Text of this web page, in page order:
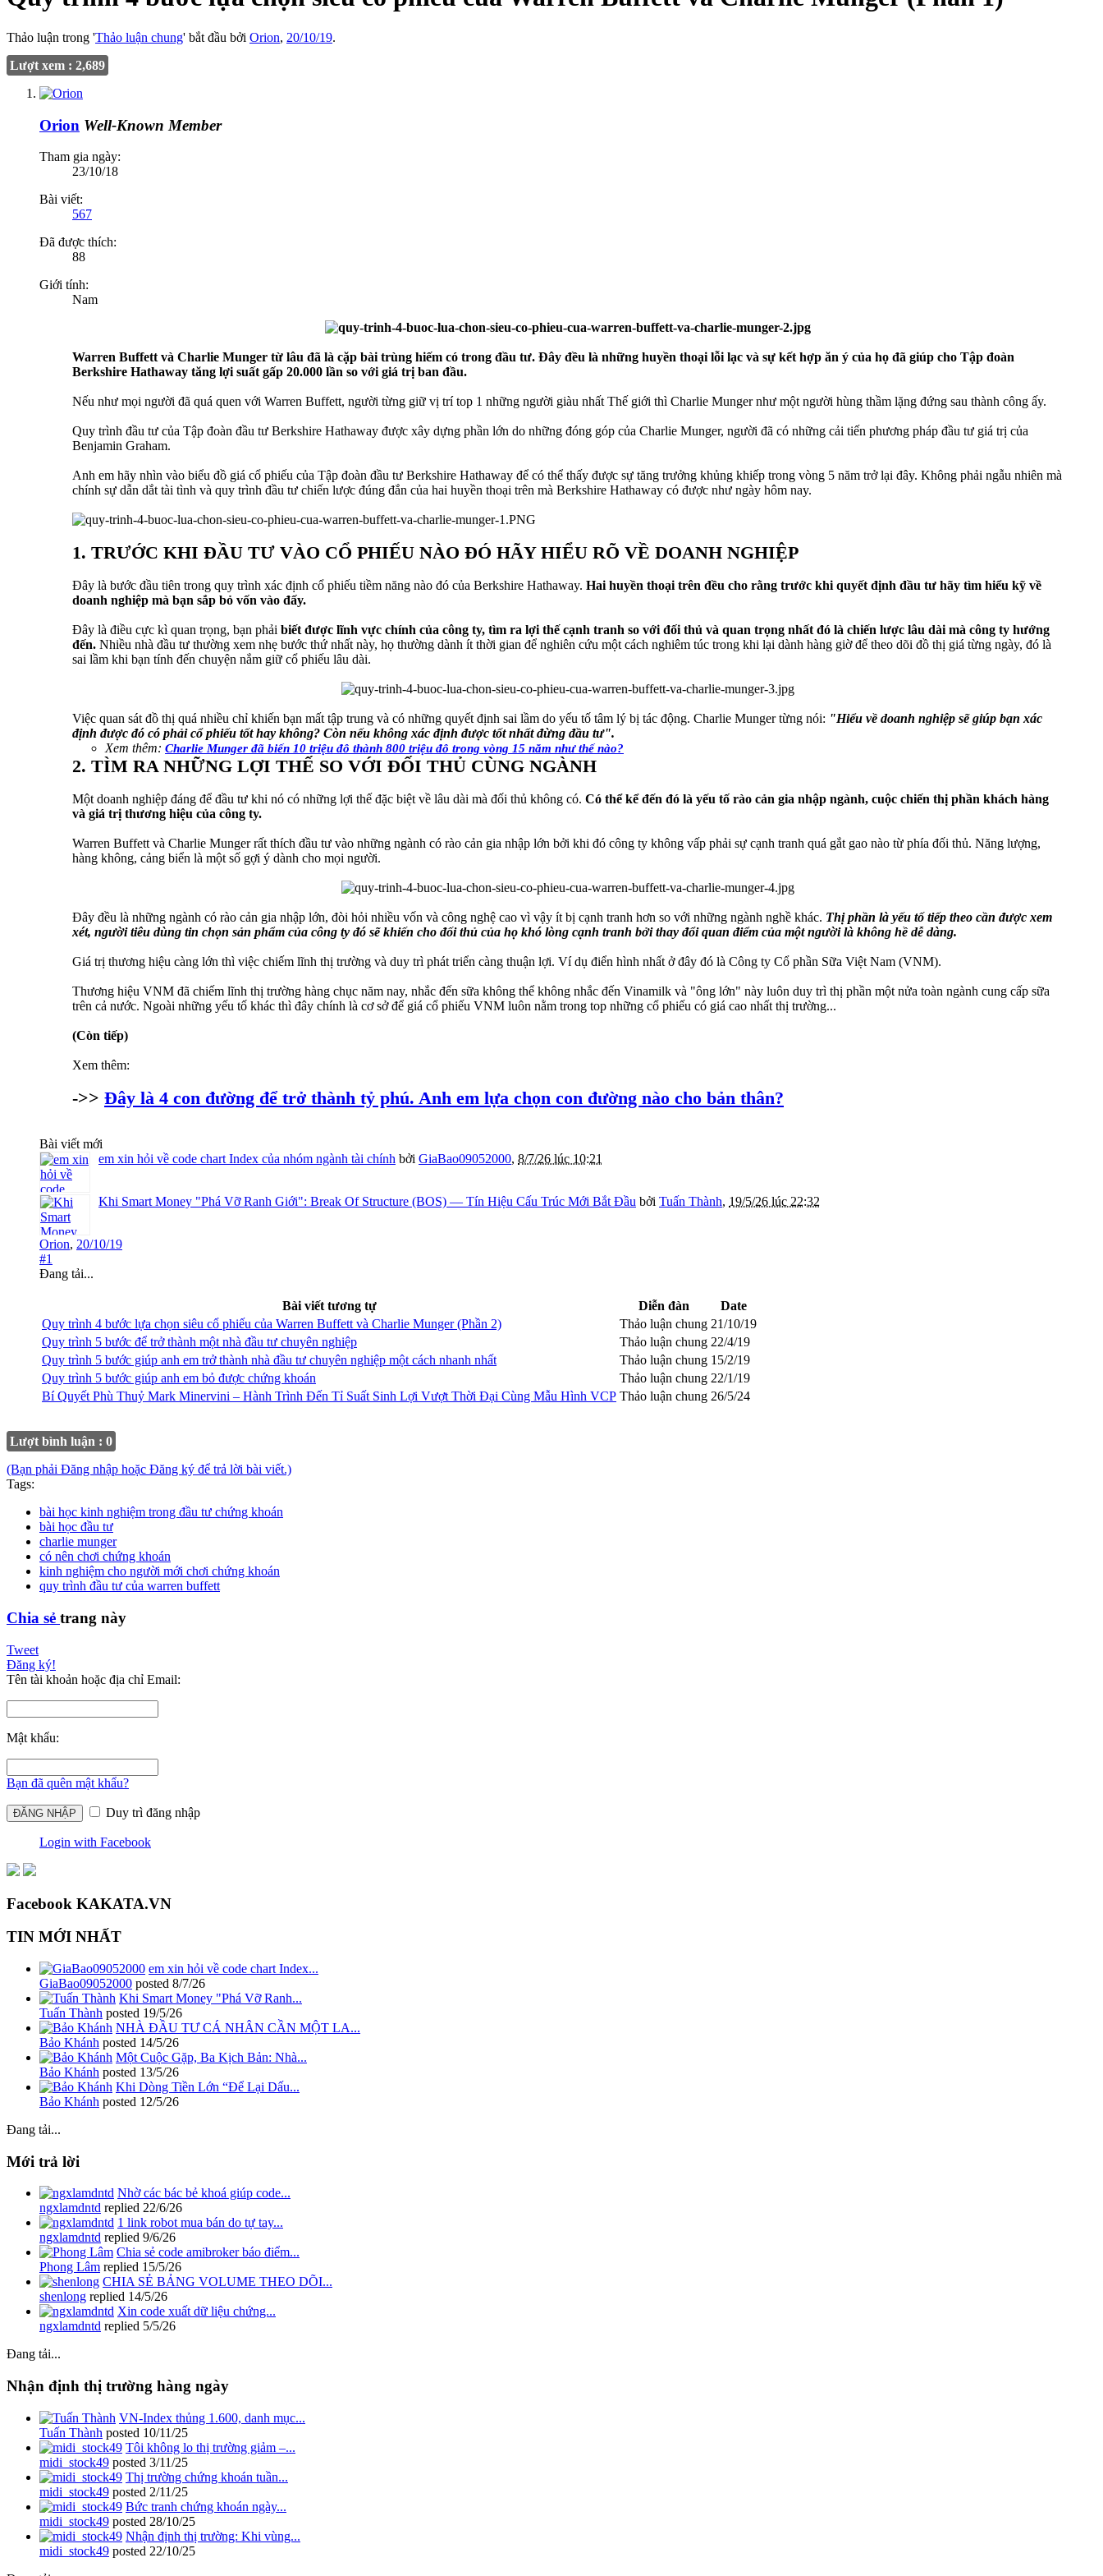
Thảo luận trong 'Thảo luận chung' bắt đầu bởi Orion, 20/10/19.
Lượt xem : 2,689
Orion Well-Known Member
Tham gia ngày:
23/10/18
Bài viết:
567
Đã được thích:
88
Giới tính:
Nam
Warren Buffett và Charlie Munger từ lâu đã là cặp bài trùng hiếm có trong đầu tư. Đây đều là những huyền thoại lỗi lạc và sự kết hợp ăn ý của họ đã giúp cho Tập đoàn
Berkshire Hathaway tăng lợi suất gấp 20.000 lần so với giá trị ban đầu.
Nếu như mọi người đã quá quen với Warren Buffett, người từng giữ vị trí top 1 những người giàu nhất Thế giới thì Charlie Munger như một người hùng thầm lặng đứng sau thành công ấy.
Quy trình đầu tư của Tập đoàn đầu tư Berkshire Hathaway được xây dựng phần lớn do những đóng góp của Charlie Munger, người đã có những cải tiến phương pháp đầu tư giá trị của
Benjamin Graham.
Anh em hãy nhìn vào biểu đồ giá cổ phiếu của Tập đoàn đầu tư Berkshire Hathaway để có thể thấy được sự tăng trưởng khủng khiếp trong vòng 5 năm trở lại đây. Không phải ngẫu nhiên mà
chính sự dẫn dắt tài tình và quy trình đầu tư chiến lược đúng đắn của hai huyền thoại trên mà Berkshire Hathaway có được như ngày hôm nay.
1. TRƯỚC KHI ĐẦU TƯ VÀO CỔ PHIẾU NÀO ĐÓ HÃY HIỂU RÕ VỀ DOANH NGHIỆP
Đây là bước đầu tiên trong quy trình xác định cổ phiếu tiềm năng nào đó của Berkshire Hathaway. Hai huyền thoại trên đều cho rằng trước khi quyết định đầu tư hãy tìm hiểu kỹ về
doanh nghiệp mà bạn sắp bỏ vốn vào đấy.
Đây là điều cực kì quan trọng, bạn phải biết được lĩnh vực chính của công ty, tìm ra lợi thế cạnh tranh so với đối thủ và quan trọng nhất đó là chiến lược lâu dài mà công ty hướng
đến. Nhiều nhà đầu tư thường xem nhẹ bước thứ nhất này, họ thường dành ít thời gian để nghiên cứu một cách nghiêm túc trong khi lại dành hàng giờ để theo dõi đồ thị giá từng ngày, đó là
sai lầm khi bạn tính đến chuyện nắm giữ cổ phiếu lâu dài.
Việc quan sát đồ thị quá nhiều chỉ khiến bạn mất tập trung và có những quyết định sai lầm do yếu tố tâm lý bị tác động. Charlie Munger từng nói: "Hiểu về doanh nghiệp sẽ giúp bạn xác
định được đó có phải cổ phiếu tốt hay không? Còn nếu không xác định được tốt nhất đừng đầu tư".
Xem thêm: Charlie Munger đã biến 10 triệu đô thành 800 triệu đô trong vòng 15 năm như thế nào?
2. TÌM RA NHỮNG LỢI THẾ SO VỚI ĐỐI THỦ CÙNG NGÀNH
Một doanh nghiệp đáng để đầu tư khi nó có những lợi thế đặc biệt về lâu dài mà đối thủ không có. Có thể kể đến đó là yếu tố rào cản gia nhập ngành, cuộc chiến thị phần khách hàng
và giá trị thương hiệu của công ty.
Warren Buffett và Charlie Munger rất thích đầu tư vào những ngành có rào cản gia nhập lớn bởi khi đó công ty không vấp phải sự cạnh tranh quá gắt gao nào từ phía đối thủ. Năng lượng,
hàng không, cảng biển là một số gợi ý dành cho mọi người.
Đây đều là những ngành có rào cản gia nhập lớn, đòi hỏi nhiều vốn và công nghệ cao vì vậy ít bị cạnh tranh hơn so với những ngành nghề khác. Thị phần là yếu tố tiếp theo cần được xem
xét, người tiêu dùng tin chọn sản phẩm của công ty đó sẽ khiến cho đối thủ của họ khó lòng cạnh tranh bởi thay đổi quan điểm của một người là không hề dễ dàng.
Giá trị thương hiệu càng lớn thì việc chiếm lĩnh thị trường và duy trì phát triển càng thuận lợi. Ví dụ điển hình nhất ở đây đó là Công ty Cổ phần Sữa Việt Nam (VNM).
Thương hiệu VNM đã chiếm lĩnh thị trường hàng chục năm nay, nhắc đến sữa không thể không nhắc đến Vinamilk và "ông lớn" này luôn duy trì thị phần một nửa toàn ngành cung cấp sữa
trên cả nước. Ngoài những yếu tố khác thì đây chính là cơ sở để giá cổ phiếu VNM luôn nằm trong top những cổ phiếu có giá cao nhất thị trường...
(Còn tiếp)
Xem thêm:
->> Đây là 4 con đường để trở thành tỷ phú. Anh em lựa chọn con đường nào cho bản thân?
Bài viết mới
em xin hỏi về code chart Index của nhóm ngành tài chính bởi GiaBao09052000, 8/7/26 lúc 10:21
Khi Smart Money "Phá Vỡ Ranh Giới": Break Of Structure (BOS) — Tín Hiệu Cấu Trúc Mới Bắt Đầu bởi Tuấn Thành, 19/5/26 lúc 22:32
Orion, 20/10/19
#1
Đang tải...
Bài viết tương tự Diễn đàn
Date
Quy trình 4 bước lựa chọn siêu cổ phiếu của Warren Buffett và Charlie Munger (Phần 2)
Thảo luận chung 21/10/19
Quy trình 5 bước để trở thành một nhà đầu tư chuyên nghiệp
Thảo luận chung 22/4/19
Quy trình 5 bước giúp anh em trở thành nhà đầu tư chuyên nghiệp một cách nhanh nhất
Thảo luận chung 15/2/19
Quy trình 5 bước giúp anh em bỏ được chứng khoán
Thảo luận chung 22/1/19
Bí Quyết Phù Thuỷ Mark Minervini – Hành Trình Đến Tỉ Suất Sinh Lợi Vượt Thời Đại Cùng Mẫu Hình VCP Thảo luận chung 26/5/24
Lượt bình luận : 0
(Bạn phải Đăng nhập hoặc Đăng ký để trả lời bài viết.)
Tags:
bài học kinh nghiệm trong đầu tư chứng khoán
bài học đầu tư
charlie munger
có nên chơi chứng khoán
kinh nghiệm cho người mới chơi chứng khoán
quy trình đầu tư của warren buffett
Chia sẻ trang này
Tweet
Đăng ký!
Tên tài khoản hoặc địa chỉ Email:
Mật khẩu:
Bạn đã quên mật khẩu?
Duy trì đăng nhập
Login with Facebook
Facebook KAKATA.VN
TIN MỚI NHẤT
em xin hỏi về code chart Index...
GiaBao09052000 posted 8/7/26
Khi Smart Money "Phá Vỡ Ranh...
Tuấn Thành posted 19/5/26
NHÀ ĐẦU TƯ CÁ NHÂN CẦN MỘT LA...
Bảo Khánh posted 14/5/26
Một Cuộc Gặp, Ba Kịch Bản: Nhà...
Bảo Khánh posted 13/5/26
Khi Dòng Tiền Lớn “Để Lại Dấu...
Bảo Khánh posted 12/5/26
Đang tải...
Mới trả lời
Nhờ các bác bẻ khoá giúp code...
ngxlamdntd replied 22/6/26
1 link robot mua bán do tự tay...
ngxlamdntd replied 9/6/26
Chia sẻ code amibroker báo điểm...
Phong Lâm replied 15/5/26
CHIA SẺ BẢNG VOLUME THEO DÕI...
shenlong replied 14/5/26
Xin code xuất dữ liệu chứng...
ngxlamdntd replied 5/5/26
Đang tải...
Nhận định thị trường hàng ngày
VN-Index thủng 1.600, danh mục...
Tuấn Thành posted 10/11/25
Tôi không lo thị trường giảm –...
midi_stock49 posted 3/11/25
Thị trường chứng khoán tuần...
midi_stock49 posted 2/11/25
Bức tranh chứng khoán ngày...
midi_stock49 posted 28/10/25
Nhận định thị trường: Khi vùng...
midi_stock49 posted 22/10/25